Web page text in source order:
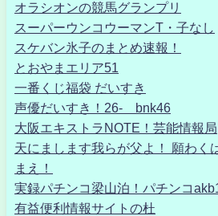
オラシオンの競馬グランプリ
スーパーウンコウーマンT・子なし
スケバン氷子のまとめ速報！
とおやまエリア51
一番くじ福袋 だいすき
声優だいすき！26- bnk46
大阪エキストラNOTE！芸能情報局
天にまします我らが父よ！ 願わく
まえ！
実録パチンコ梁山泊！パチンコ
有益便利情報サイトの杜